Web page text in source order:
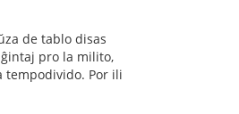
de tablo disas
pro la milito,
tempodivido. Por ili